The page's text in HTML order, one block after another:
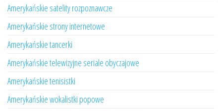
Amerykańskie satelity rozpoznawcze
Amerykańskie strony internetowe
Amerykańskie tancerki
Amerykańskie telewizyjne seriale obyczajowe
Amerykańskie tenisistki
Amerykańskie wokalistki popowe